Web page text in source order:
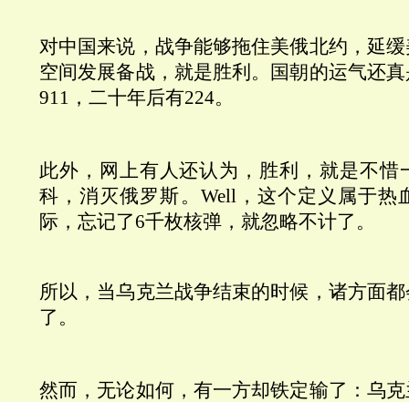
对中国来说，战争能够拖住美俄北约，延
空间发展备战，就是胜利。国朝的运气还
911，二十年后有224。
此外，网上有人还认为，胜利，就是不惜
科，消灭俄罗斯。Well，这个定义属于热
际，忘记了6千枚核弹，就忽略不计了。
所以，当乌克兰战争结束的时候，诸方面
了。
然而，无论如何，有一方却铁定输了：乌